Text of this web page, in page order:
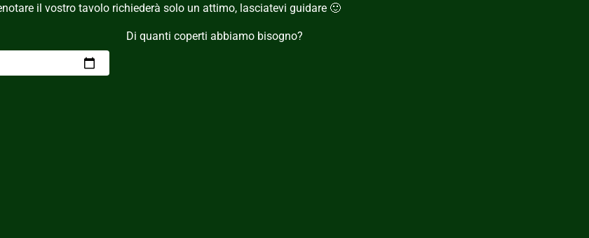
il vostro tavolo richiederà solo un attimo, lasciatevi guidare 🙂
Di quanti coperti abbiamo bisogno?